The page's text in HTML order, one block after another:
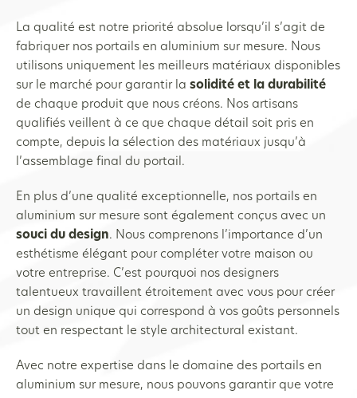
La qualité est notre priorité absolue lorsqu’il s’agit de
fabriquer nos portails en aluminium sur mesure. Nous
utilisons uniquement les meilleurs matériaux disponibles
sur le marché pour garantir la solidité et la durabilité
de chaque produit que nous créons. Nos artisans
qualifiés veillent à ce que chaque détail soit pris en
compte, depuis la sélection des matériaux jusqu’à
l’assemblage final du portail.
En plus d’une qualité exceptionnelle, nos portails en
aluminium sur mesure sont également conçus avec un
souci du design. Nous comprenons l’importance d’un
esthétisme élégant pour compléter votre maison ou
votre entreprise. C’est pourquoi nos designers
talentueux travaillent étroitement avec vous pour créer
un design unique qui correspond à vos goûts personnels
tout en respectant le style architectural existant.
Avec notre expertise dans le domaine des portails en
aluminium sur mesure, nous pouvons garantir que votre